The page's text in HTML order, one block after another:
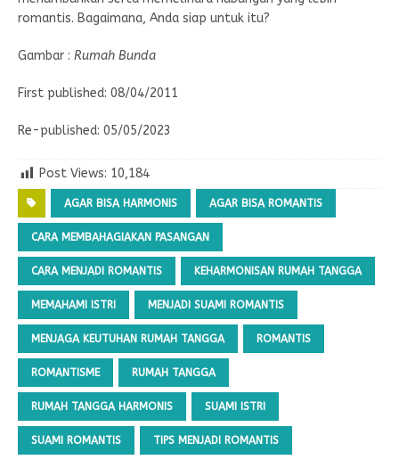
romantis. Bagaimana, Anda siap untuk itu?
Gambar : Rumah Bunda
First published: 08/04/2011
Re-published: 05/05/2023
Post Views: 10,184
AGAR BISA HARMONIS AGAR BISA ROMANTIS
CARA MEMBAHAGIAKAN PASANGAN
CARA MENJADI ROMANTIS KEHARMONISAN RUMAH TANGGA
MEMAHAMI ISTRI MENJADI SUAMI ROMANTIS
MENJAGA KEUTUHAN RUMAH TANGGA ROMANTIS
ROMANTISME RUMAH TANGGA
RUMAH TANGGA HARMONIS SUAMI ISTRI
SUAMI ROMANTIS TIPS MENJADI ROMANTIS